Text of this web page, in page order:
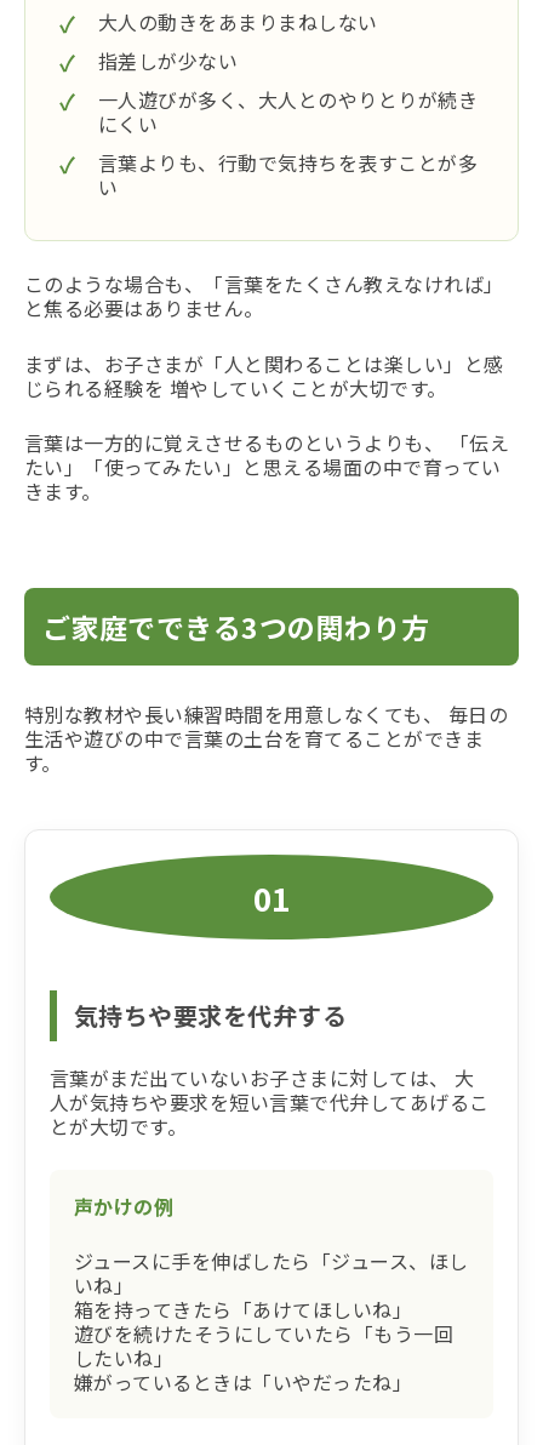
大人の動きをあまりまねしない
指差しが少ない
一人遊びが多く、大人とのやりとりが続き
にくい
言葉よりも、行動で気持ちを表すことが多
い
このような場合も、「言葉をたくさん教えなければ」
と焦る必要はありません。
まずは、お子さまが 「人と関わることは楽しい」 と感
じられる経験を 増やしていくことが大切です。
言葉は一方的に覚えさせるものというよりも、 「伝え
たい」「使ってみたい」と思える場面の中で育ってい
きます。
ご家庭でできる3つの関わり方
特別な教材や長い練習時間を用意しなくても、 毎日の
生活や遊びの中で言葉の土台を育てることができま
す。
01
気持ちや要求を代弁する
言葉がまだ出ていないお子さまに対しては、 大
人が気持ちや要求を短い言葉で代弁してあげるこ
とが大切です。
声かけの例
ジュースに手を伸ばしたら「ジュース、ほし
いね」
箱を持ってきたら「あけてほしいね」
遊びを続けたそうにしていたら「もう一回
したいね」
嫌がっているときは「いやだったね」